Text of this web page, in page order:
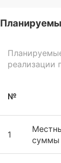
реализации
№
1
суммы